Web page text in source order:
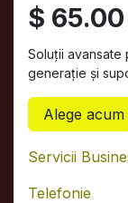
$ 65.00
Soluții avansate
generație și
Alege acum
Servicii
Telefonie